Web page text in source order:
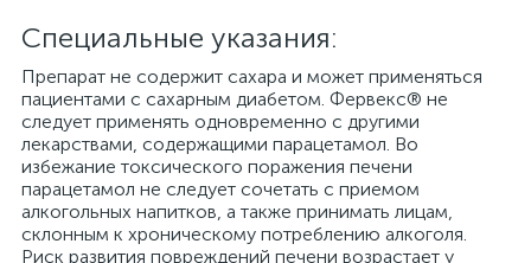
Специальные указания:
Препарат не содержит сахара и может применяться
пациентами с сахарным диабетом. Фервекс® не
следует применять одновременно с другими
лекарствами, содержащими парацетамол. Во
избежание токсического поражения печени
парацетамол не следует сочетать с приемом
алкогольных напитков, а также принимать лицам,
склонным к хроническому потреблению алкоголя.
Риск развития повреждений печени возрастает у